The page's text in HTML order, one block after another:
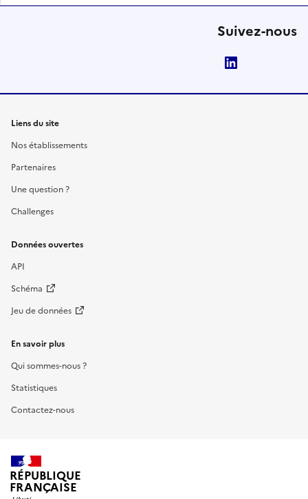
Suivez-nous
Liens du site
Nos établissements
Partenaires
Une question ?
Challenges
Données ouvertes
API
Schéma
Jeu de données
En savoir plus
Qui sommes-nous ?
Statistiques
Contactez-nous
RÉPUBLIQUE
FRANÇAISE